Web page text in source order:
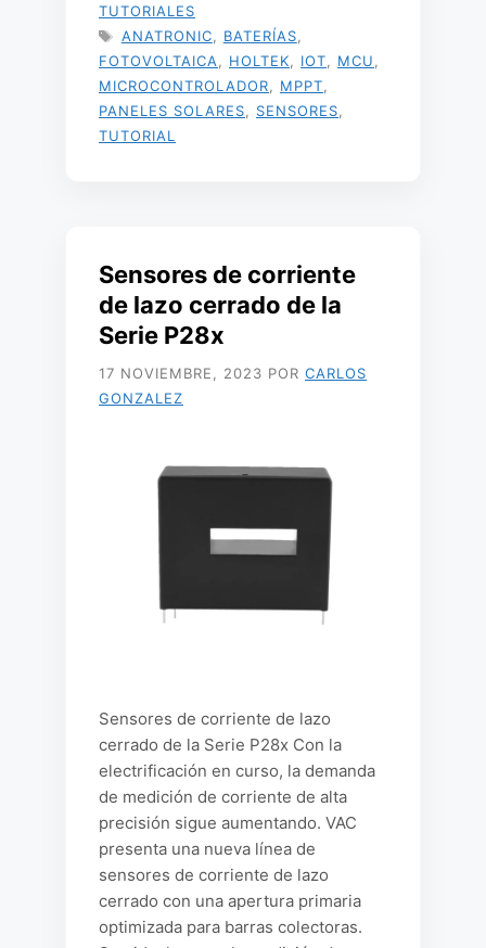
TUTORIALES
ETIQUETAS
ANATRONIC BATERÍAS
FOTOVOLTAICA
HOLTEK IOT MCU
MICROCONTROLADOR
MPPT
PANELES SOLARES
SENSORES
TUTORIAL
Sensores de corriente
de lazo cerrado de la
Serie P28x
17 NOVIEMBRE, 2023 POR CARLOS
GONZALEZ
Sensores de corriente de lazo
cerrado de la Serie P28x Con la
electrificación en curso, la demanda
de medición de corriente de alta
precisión sigue aumentando. VAC
presenta una nueva línea de
sensores de corriente de lazo
cerrado con una apertura primaria
optimizada para barras colectoras.